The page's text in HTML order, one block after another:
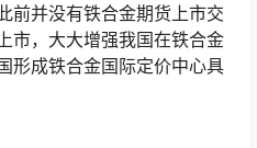
前并没有铁合金期货上市交
市，大大增强我国在铁合金
形成铁合金国际定价中心具